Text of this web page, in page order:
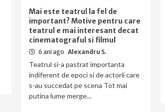
Mai este teatrul la fel de
important? Motive pentru care
teatrul e mai interesant decat
cinematograful si filmul
6 ani ago Alexandru S.
Teatrul si-a pastrat importanta
indiferent de epoci si de actorii care
s-au succedat pe scena Tot mai
putina lume merge...